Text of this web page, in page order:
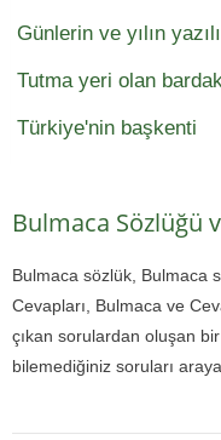
Günlerin ve yılın
Tutma yeri olan
Türkiye'nin başkenti
Bulmaca Sözlüğü
Bulmaca sözlük, Bulmaca
Cevapları, Bulmaca ve
çıkan sorulardan oluşan
bilemediğiniz soruları